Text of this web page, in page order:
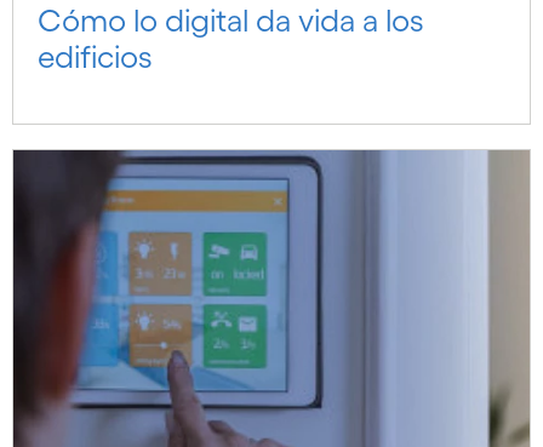
Cómo lo digital da vida a los
edificios